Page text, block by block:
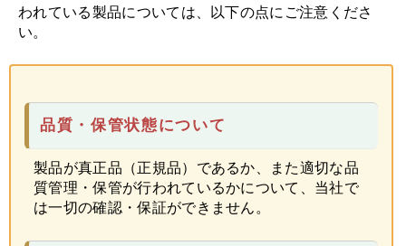
われている製品については、以下の点にご注意くださ
い。
品質・保管状態について
製品が真正品（正規品）であるか、また適切な品
質管理・保管が行われているかについて、当社で
は一切の確認・保証ができません。